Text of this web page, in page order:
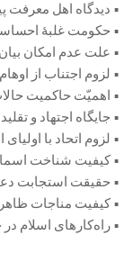
• دیدگاه اهل معرفت
• حکومت غلبۀ
• علت عدم امکان
• لزوم اجتناب از
• اهمیّت حاکمیت
• جایگاه اجتهاد و
• لزوم اتحاد با
• کیفیت شناخت
• حقیقت استجابت
• کیفیت مناجات
• راه‌کارهای اسلام